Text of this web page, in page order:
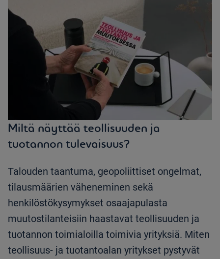
Miltä näyttää teollisuuden ja
tuotannon tulevaisuus?
Talouden taantuma, geopoliittiset ongelmat,
tilausmäärien väheneminen sekä
henkilöstökysymykset osaajapulasta
muutostilanteisiin haastavat teollisuuden ja
tuotannon toimialoilla toimivia yrityksiä. Miten
teollisuus- ja tuotantoalan yritykset pystyvät